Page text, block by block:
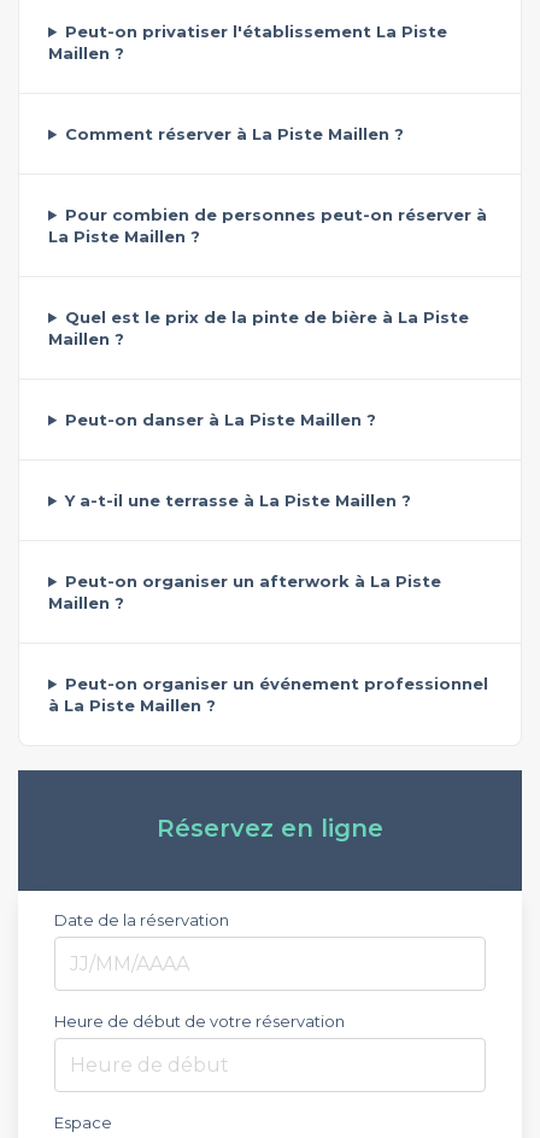
Peut-on privatiser l'établissement La Piste
Maillen ?
Comment réserver à La Piste Maillen ?
Pour combien de personnes peut-on réserver à
La Piste Maillen ?
Quel est le prix de la pinte de bière à La Piste
Maillen ?
Peut-on danser à La Piste Maillen ?
Y a-t-il une terrasse à La Piste Maillen ?
Peut-on organiser un afterwork à La Piste
Maillen ?
Peut-on organiser un événement professionnel
à La Piste Maillen ?
Réservez en ligne
Date de la réservation
Heure de début de votre réservation
Heure de début
Espace